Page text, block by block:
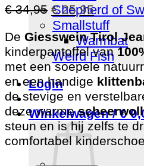
Shepherd of
Smallstuff
Warmbat
Weird Fish
Login
Winkelwagen /€
€34,95 Oorspronkelijke
prijs
was:
€ 34,95.
€25,95Huidige
prijs
is:
€ 25,95.
De Giesswein Tirol
kinderpantoffel van
met een soepele
en een handige
de stevige en
deze warme
steun en is hij zelfs te
comfortabel